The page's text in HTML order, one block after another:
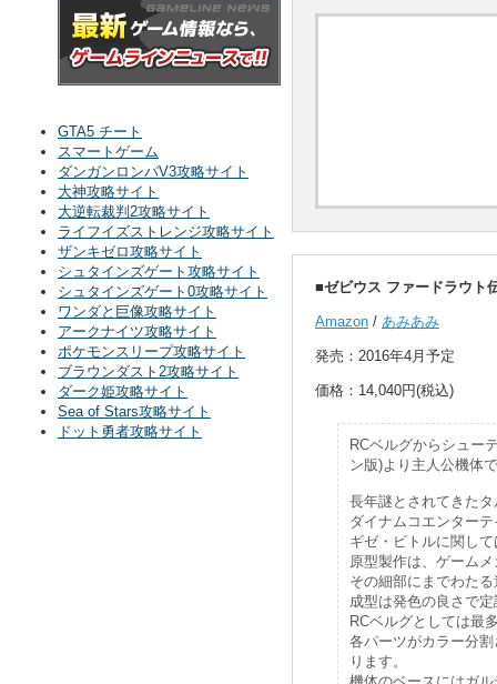
■ゼビウス ファードラウト
Amazon / あみあみ
発売：2016年4月予定
価格：14,040円(税込)
RCベルグからシュー
ン版)より主人公機体
長年謎とされてきた
ダイナムコエンター
ギゼ・ビトルに関し
原型製作は、ゲーム
その細部にまでわた
成型は発色の良さで定
RCベルグとしては最
各パーツがカラー分
ります。
GTA5 チート
スマートゲーム
ダンガンロンパV3攻略サイト
大神攻略サイト
大逆転裁判2攻略サイト
ライフイズストレンジ攻略サイト
ザンキゼロ攻略サイト
シュタインズゲート攻略サイト
シュタインズゲート0攻略サイト
ワンダと巨像攻略サイト
アークナイツ攻略サイト
ポケモンスリープ攻略サイト
ブラウンダスト2攻略サイト
ダーク姫攻略サイト
Sea of Stars攻略サイト
ドット勇者攻略サイト